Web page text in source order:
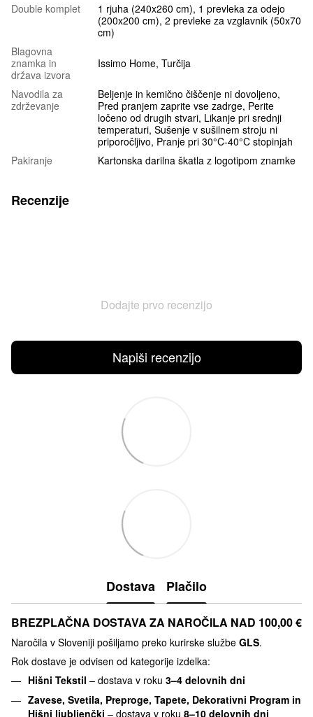
Double komplet
1 rjuha (240x260 cm), 1 prevleka za odejo
(200x200 cm), 2 prevleke za vzglavnik (50x70
cm)
Blagovna
znamka in
država izvora
Issimo Home, Turčija
Navodila za
zdrževanje
Beljenje in kemično čiščenje ni dovoljeno,
Pred pranjem zaprite vse zadrge, Perite
ločeno od drugih stvari, Likanje pri srednji
temperaturi, Sušenje v sušilnem stroju ni
priporočljivo, Pranje pri 30°C-40°C stopinjah
Pakiranje
Kartonska darilna škatla z logotipom znamke
Recenzije
Dodajte prvo recenzijo
Napiši recenzijo
Dostava Plačilo
BREZPLAČNA DOSTAVA ZA NAROČILA NAD 100,00 €
Naročila v Sloveniji pošiljamo preko kurirske službe GLS.
Rok dostave je odvisen od kategorije izdelka:
Hišni Tekstil – dostava v roku 3–4 delovnih dni
Zavese, Svetila, Preproge, Tapete, Dekorativni Program in
Hišni ljubljenčki – dostava v roku 8–10 delovnih dni